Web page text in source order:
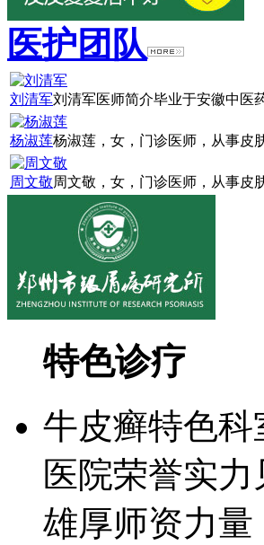
医护团队
刘清军刘清军医师简介毕业于安徽中医
杨淑莲杨淑莲，女，门诊医师，从事皮
周文敬周文敬，女，门诊医师，从事皮
特色诊疗
牛皮癣特色科
医院荣誉实力
雄厚师资力量